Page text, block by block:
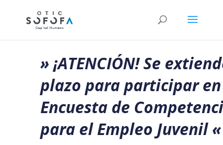
» ¡ATENCIÓN! Se
plazo para participar en
Encuesta de
para el Empleo Juvenil «